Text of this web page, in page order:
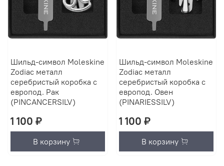
Шильд-символ Moleskine
Zodiac металл
серебристый коробка с
европод. Рак
(PINCANCERSILV)
1 100 ₽
В корзину
Шильд-символ Moleskine
Zodiac металл
серебристый коробка с
европод. Овен
(PINARIESSILV)
1 100 ₽
В корзину